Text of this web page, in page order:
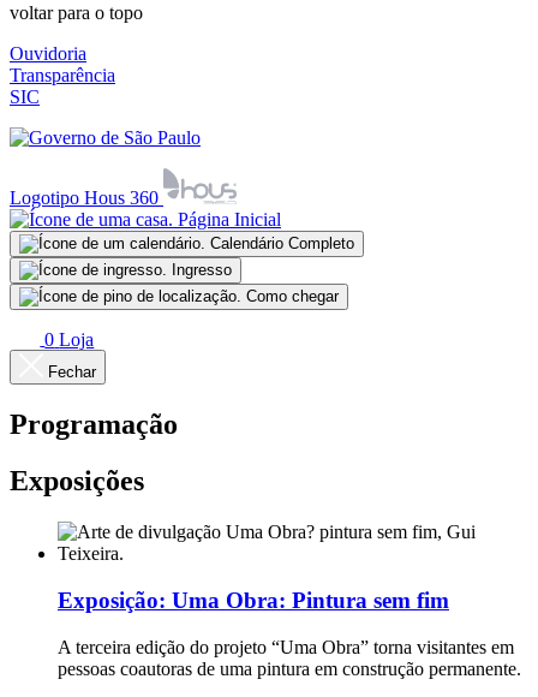
voltar para o topo
Ouvidoria
Transparência
SIC
Logotipo Hous 360
Página Inicial
Calendário Completo
Ingresso
Como chegar
0 Loja
Fechar
Programação
Exposições
Exposição: Uma Obra: Pintura sem fim
A terceira edição do projeto “Uma Obra” torna visitantes em
pessoas coautoras de uma pintura em construção permanente.